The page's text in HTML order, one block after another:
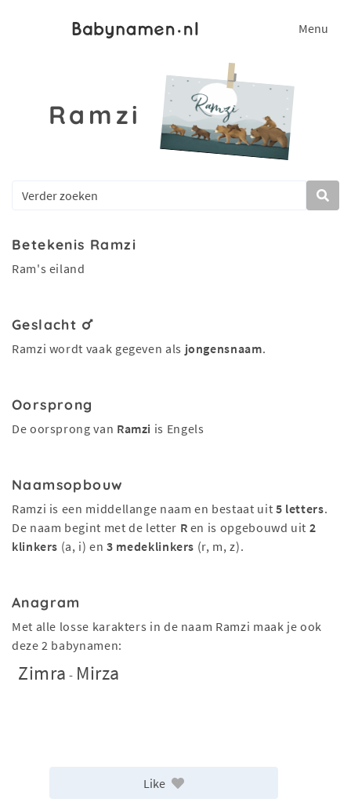
Menu
Ramzi
Betekenis Ramzi
Ram's eiland
Geslacht
Ramzi wordt vaak gegeven als jongensnaam.
Oorsprong
De oorsprong van Ramzi is Engels
Naamsopbouw
Ramzi is een middellange naam en bestaat uit 5 letters.
De naam begint met de letter R en is opgebouwd uit 2
klinkers (a, i) en3 medeklinkers (r, m, z).
Anagram
Met alle losse karakters in de naam Ramzi maak je ook
deze 2 babynamen:
Zimra - Mirza
Like